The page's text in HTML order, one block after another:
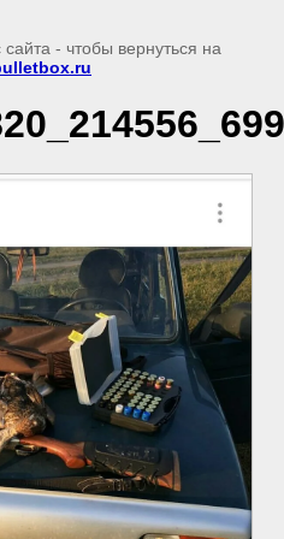
- чтобы вернуться на